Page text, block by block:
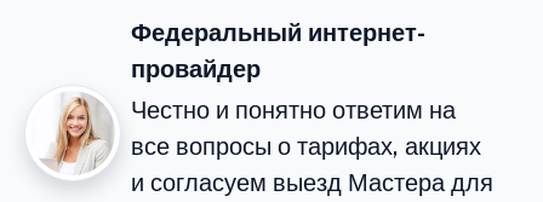
Федеральный интернет-
провайдер
Честно и понятно ответим на
все вопросы о тарифах, акциях
и согласуем выезд Мастера для